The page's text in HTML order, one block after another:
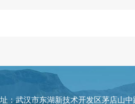
：武汉市东湖新技术开发区茅店山